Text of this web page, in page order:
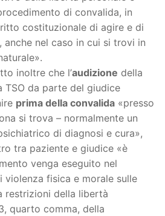
di convalida, in
costituzionale di agire e di
nel caso in cui si trovi in
inoltre che l’audizione della
TSO da parte del giudice
prima della convalida «presso
si trova – normalmente un
di diagnosi e cura»,
tra paziente e giudice «è
venga eseguito nel
fisica e morale sulle
restrizioni della libertà
quarto comma, della